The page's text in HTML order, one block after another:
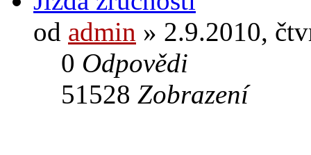
od admin » 2.9.2010,
0 Odpovědi
51528 Zobrazení